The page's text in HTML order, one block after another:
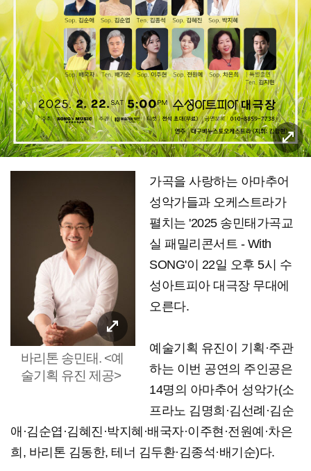
바리톤 송민태. <예
술기획 유진 제공>
가곡을 사랑하는 아마추어
성악가들과 오케스트라가
펼치는 '2025 송민태가곡교
실 패밀리콘서트 - With
SONG'이 22일 오후 5시 수
성아트피아 대극장 무대에
오른다.
예술기획 유진이 기획·주관
하는 이번 공연의 주인공은
14명의 아마추어 성악가(소
프라노 김명희·김선례·김순
애·김순엽·김혜진·박지혜·배국자·이주현·전원예·차은
희, 바리톤 김동한, 테너 김두환·김종석·배기순)다.